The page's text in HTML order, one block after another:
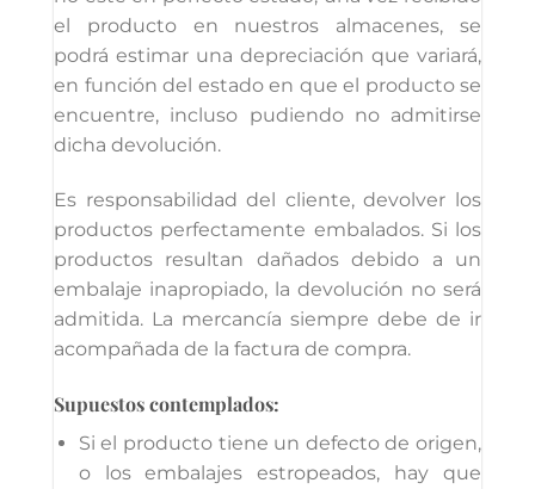
el producto en nuestros almacenes, se
podrá estimar una depreciación que variará,
en función del estado en que el producto se
encuentre, incluso pudiendo no admitirse
dicha devolución.
Es responsabilidad del cliente, devolver los
productos perfectamente embalados. Si los
productos resultan dañados debido a un
embalaje inapropiado, la devolución no será
admitida. La mercancía siempre debe de ir
acompañada de la factura de compra.
Supuestos contemplados:
Si el producto tiene un defecto de origen,
o los embalajes estropeados, hay que